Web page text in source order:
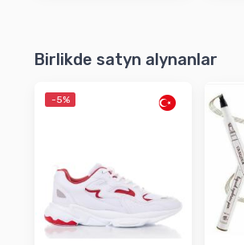
Birlikde satyn alynanlar
-5%